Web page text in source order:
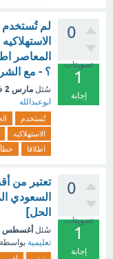
0
تصويتات
1
إجابة
لم تُستخدم
؟ - مع
سُئل مارس 2
ابوعبدالله
تُستخدم
الاستهلاكيه
اطلاقا
خطأ
0
تصويتات
1
إجابة
تعتبر من
السعودي
الحل]
سُئل أغسطس 13، 2025
تعليمية بواسطة